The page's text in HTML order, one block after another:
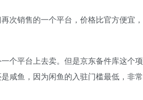
次销售的一个平台，价格比官方便宜，
个平台上去卖。但是京东备件库这个项
咸鱼，因为闲鱼的入驻门槛最低，非常